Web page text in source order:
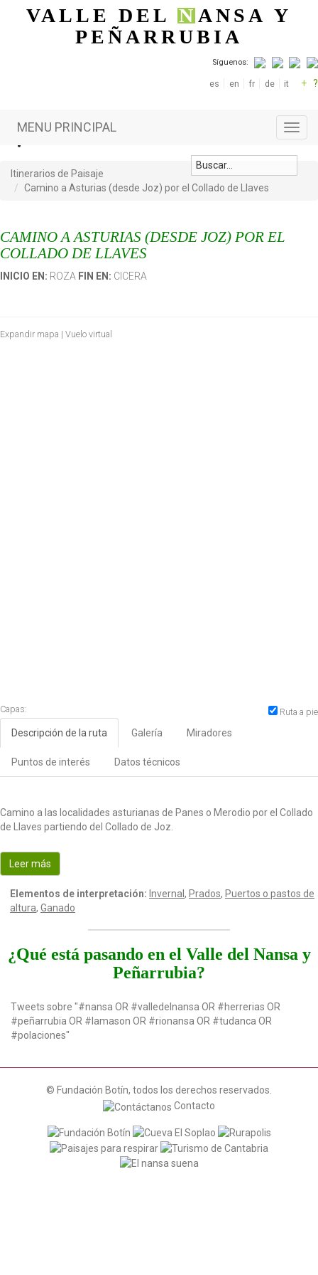
Pasar al contenido principal
VALLE DELNANSA Y
PEÑARRUBIA
Síguenos:
es en fr de it + ?
MENU PRINCIPAL
Itinerarios de Paisaje
Camino a Asturias (desde Joz) por el Collado de Llaves
CAMINO A ASTURIAS (DESDE JOZ) POR EL
COLLADO DE LLAVES
INICIO EN: ROZA FIN EN: CICERA
Expandir mapa | Vuelo virtual
Capas: Ruta a pie
Descripción de la ruta Galería Miradores
Puntos de interés Datos técnicos
Camino a las localidades asturianas de Panes o Merodio por el Collado
de Llaves partiendo del Collado de Joz.
Leer más
Elementos de interpretación: Invernal , Prados, Puertos o pastos de
altura, Ganado
¿Qué está pasando en el Valle del Nansa y
Peñarrubia?
Tweets sobre "#nansa OR #valledelnansa OR #herrerias OR
#peñarrubia OR #lamason OR #rionansa OR #tudanca OR
#polaciones"
© Fundación Botín, todos los derechos reservados.
Contacto